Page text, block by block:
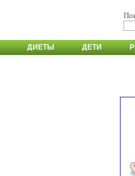
ДИЕТЫ ДЕТИ